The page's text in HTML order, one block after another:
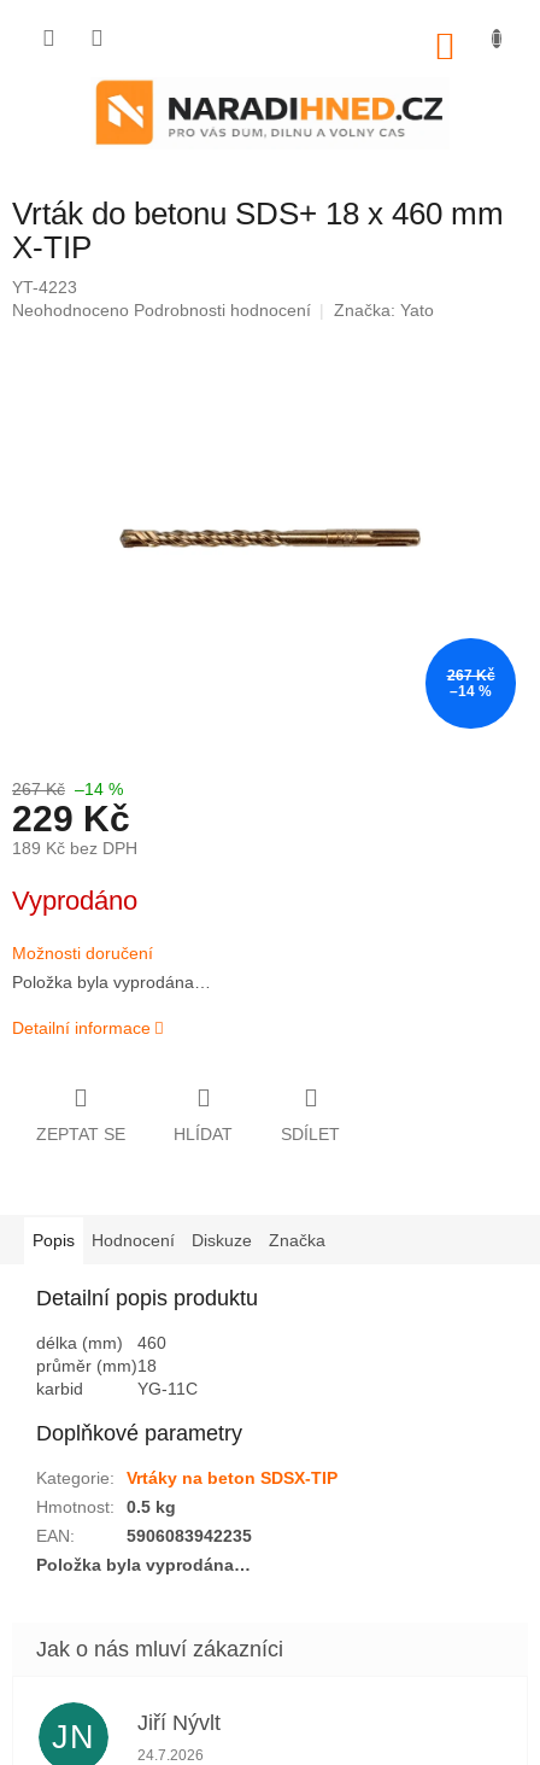
Vrták do betonu SDS+ 18 x 460 mm
X-TIP
YT-4223
Průměrné
Neohodnoceno Podrobnosti hodnocení Značka: Yato
267 Kč
–14 %
267 Kč –14 %
229 Kč
189 Kč bez DPH
cena:
Vyprodáno
Možnosti doručení
Položka byla vyprodána…
Detailní informace
ZEPTAT SE HLÍDAT SDÍLET
Popis Hodnocení Diskuze Značka
Detailní popis produktu
délka (mm)
460
průměr (mm)18
karbid
YG-11C
Doplňkové parametry
Kategorie:
Vrtáky na beton SDSX-TIP
Hmotnost:
0.5 kg
EAN:
5906083942235
Položka byla vyprodána…
JN Jiří Nývlt
Hodnocení obchodu je 5 z 5 hvězdiček.
24.7.2026